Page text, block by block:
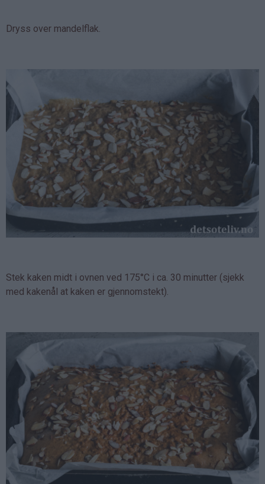
Dryss over mandelflak.
Stek kaken midt i ovnen ved 175°C i ca. 30 minutter (sjekk
med kakenål at kaken er gjennomstekt).